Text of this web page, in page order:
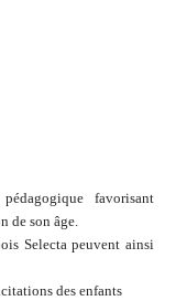
favorisant
de son âge.
Selecta peuvent ainsi
des enfants